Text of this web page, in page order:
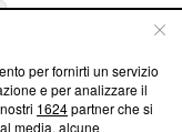
su Blasting
ci impegniamo a
per fornirti un servizio
e per analizzare il
1624partner che si
media, alcune